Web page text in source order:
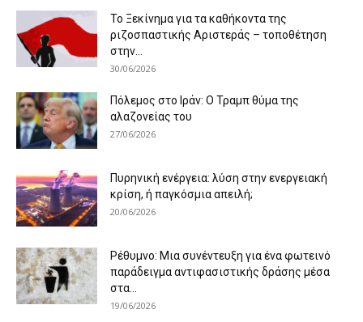
Το Ξεκίνημα για τα καθήκοντα της
ριζοσπαστικής Αριστεράς – τοποθέτηση
στην...
30/06/2026
Πόλεμος στο Ιράν: Ο Τραμπ θύμα της
αλαζονείας του
27/06/2026
Πυρηνική ενέργεια: λύση στην ενεργειακή
κρίση, ή παγκόσμια απειλή;
20/06/2026
Ρέθυμνο: Μια συνέντευξη για ένα φωτεινό
παράδειγμα αντιφασιστικής δράσης μέσα
στα...
19/06/2026